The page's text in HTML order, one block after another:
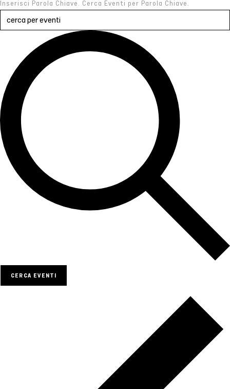
Inserisci Parola Chiave. Cerca Eventi per Parola Chiave.
CERCA EVENTI